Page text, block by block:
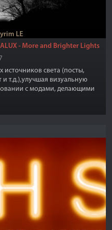
LE
- More and Brighter Lights
источников света (посты,
т.д.),улучшая визуальную
с модами, делающими